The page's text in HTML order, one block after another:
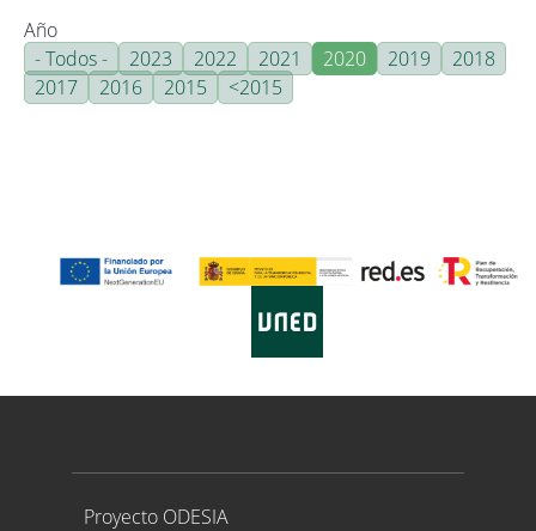
Año
- Todos -
2023 2022 2021 2020 2019
2018
2017
2016 2015 <2015
Proyecto ODESIA
Proyecto ODESIA